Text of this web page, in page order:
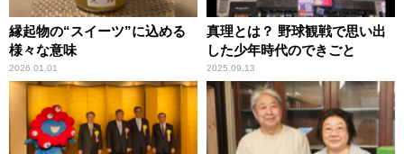
縁起物の“スイーツ”に込める
様々な意味
2026.01.01
真理とは？ 野球観戦で思い出
した少年時代のできごと
2025.09.13